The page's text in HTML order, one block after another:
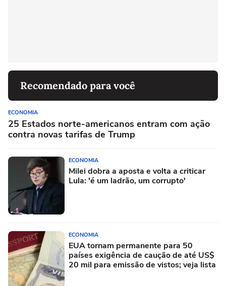
Recomendado para você
ECONOMIA
25 Estados norte-americanos entram com ação
contra novas tarifas de Trump
ECONOMIA
Milei dobra a aposta e volta a criticar
Lula: 'é um ladrão, um corrupto'
ECONOMIA
EUA tornam permanente para 50
países exigência de caução de até US$
20 mil para emissão de vistos; veja lista